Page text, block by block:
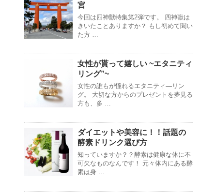
宮
今回は四神獣特集第2弾です。 四神獣は
きいたことありますか？ もし初めて聞い
た方 …
女性が貰って嬉しい ~エタニティ
リング”~
女性の誰もが憧れるエタニティ―リン
グ。 大切な方からのプレゼントを夢見る
方も、多 …
ダイエットや美容に！！話題の
酵素ドリンク選び方
知っていますか？？酵素は健康な体に不
可欠なものなんです！ 元々体内にある酵
素は身 …